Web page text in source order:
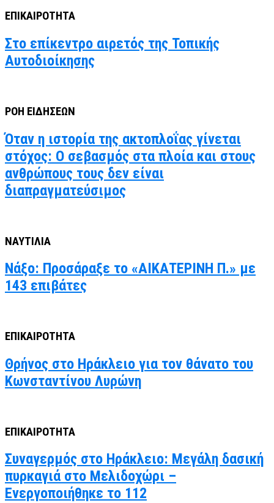
ΕΠΙΚΑΙΡΟΤΗΤΑ
Στο επίκεντρο αιρετός της Τοπικής
Αυτοδιοίκησης
ΡΟΗ ΕΙΔΗΣΕΩΝ
Όταν η ιστορία της ακτοπλοΐας γίνεται
στόχος: Ο σεβασμός στα πλοία και στους
ανθρώπους τους δεν είναι
διαπραγματεύσιμος
ΝΑΥΤΙΛΙΑ
Νάξο: Προσάραξε το «ΑΙΚΑΤΕΡΙΝΗ Π.» με
143 επιβάτες
ΕΠΙΚΑΙΡΟΤΗΤΑ
Θρήνος στο Ηράκλειο για τον θάνατο του
Κωνσταντίνου Λυρώνη
ΕΠΙΚΑΙΡΟΤΗΤΑ
Συναγερμός στο Ηράκλειο: Μεγάλη δασική
πυρκαγιά στο Μελιδοχώρι –
Ενεργοποιήθηκε το 112